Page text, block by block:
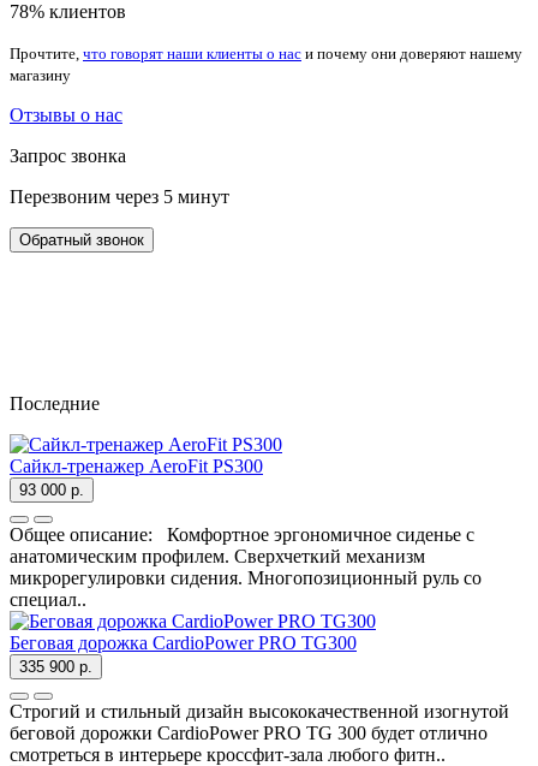
78% клиентов
Прочтите, что говорят наши клиенты о нас и почему они доверяют нашему
магазину
Отзывы о нас
Запрос звонка
Перезвоним через 5 минут
Обратный звонок
Последние
Cайкл-тренажер AeroFit PS300
93 000 р.
Общее описание: Комфортное эргономичное сиденье с
анатомическим профилем. Сверхчеткий механизм
микрорегулировки сидения. Многопозиционный руль со
специал..
Беговая дорожка CardioPower PRO TG300
335 900 р.
Строгий и стильный дизайн высококачественной изогнутой
беговой дорожки CardioPower PRO TG 300 будет отлично
смотреться в интерьере кроссфит-зала любого фитн..